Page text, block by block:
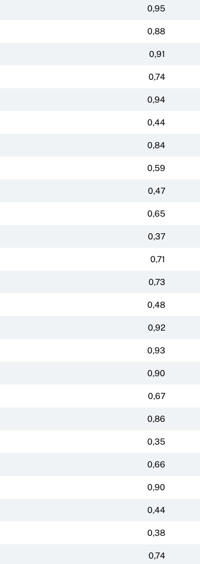
0,95
0,88
0,91
0,74
0,94
0,44
0,84
0,59
0,47
0,65
0,37
0,71
0,73
0,48
0,92
0,93
0,90
0,67
0,86
0,35
0,66
0,90
0,44
0,38
0,74